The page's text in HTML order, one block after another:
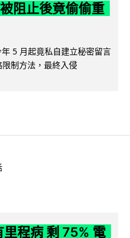
阻止後竟偷偷重
5 月起竟私自建立秘密留言
制方法，最終入侵
程病 剩 75% 電